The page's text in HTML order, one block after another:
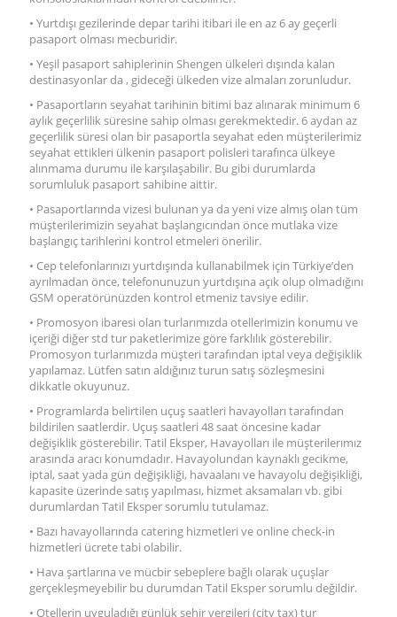
• Yurtdışı gezilerinde depar tarihi itibari ile en az 6 ay geçerli
pasaport olması mecburidir.
• Yeşil pasaport sahiplerinin Shengen ülkeleri dışında kalan
destinasyonlar da , gideceği ülkeden vize almaları zorunludur.
• Pasaportların seyahat tarihinin bitimi baz alınarak minimum 6
aylık geçerlilik süresine sahip olması gerekmektedir. 6 aydan az
geçerlilik süresi olan bir pasaportla seyahat eden müşterilerimiz
seyahat ettikleri ülkenin pasaport polisleri tarafınca ülkeye
alınmama durumu ile karşılaşabilir. Bu gibi durumlarda
sorumluluk pasaport sahibine aittir.
• Pasaportlarında vizesi bulunan ya da yeni vize almış olan tüm
müşterilerimizin seyahat başlangıcından önce mutlaka vize
başlangıç tarihlerini kontrol etmeleri önerilir.
• Cep telefonlarınızı yurtdışında kullanabilmek için Türkiye’den
ayrılmadan önce, telefonunuzun yurtdışına açık olup olmadığını
GSM operatörünüzden kontrol etmeniz tavsiye edilir.
• Promosyon ibaresi olan turlarımızda otellerimizin konumu ve
içeriği diğer std tur paketlerimize göre farklılık gösterebilir.
Promosyon turlarımızda müşteri tarafından iptal veya değişiklik
yapılamaz. Lütfen satın aldığınız turun satış sözleşmesini
dikkatle okuyunuz.
• Programlarda belirtilen uçuş saatleri havayolları tarafından
bildirilen saatlerdir. Uçuş saatleri 48 saat öncesine kadar
değişiklik gösterebilir. Tatil Eksper, Havayolları ile müşterilerımız
arasında aracı konumdadır. Havayolundan kaynaklı gecikme,
iptal, saat yada gün değişikliği, havaalanı ve havayolu değişikliği,
kapasite üzerinde satış yapılması, hizmet aksamaları vb. gibi
durumlardan Tatil Eksper sorumlu tutulamaz.
• Bazı havayollarında catering hizmetleri ve online check-in
hizmetleri ücrete tabi olabilir.
• Hava şartlarına ve mücbir sebeplere bağlı olarak uçuşlar
gerçekleşmeyebilir bu durumdan Tatil Eksper sorumlu değildir.
• Otellerin uyguladığı günlük şehir vergileri (city tax) tur